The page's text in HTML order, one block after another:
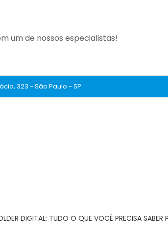
um de nossos especialistas!
323 - São Paulo - SP
DIGITAL: TUDO O QUE VOCÊ PRECISA